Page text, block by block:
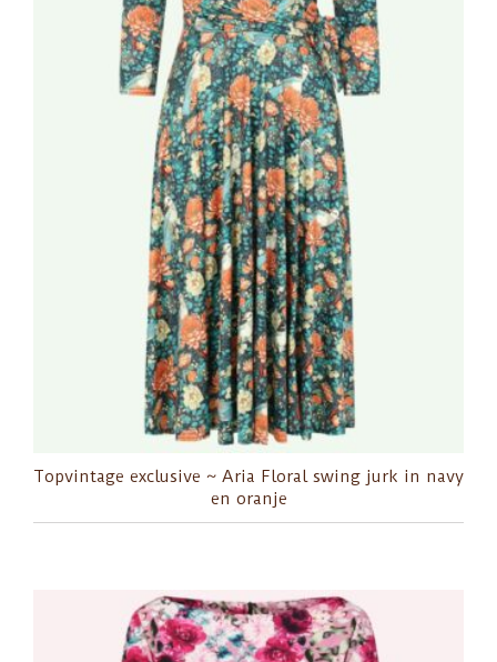
Topvintage exclusive ~ Aria Floral swing jurk in navy
en oranje